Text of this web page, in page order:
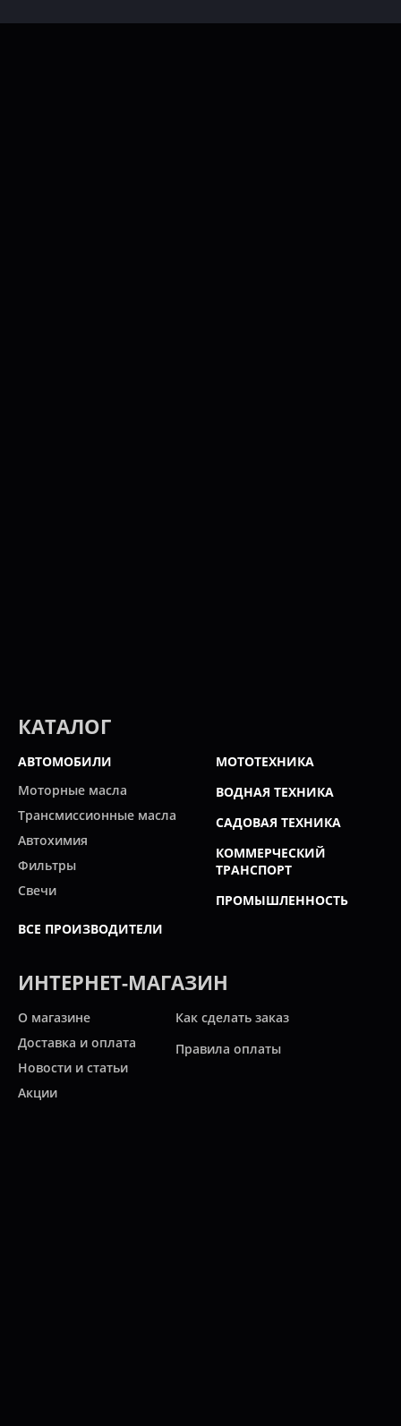
КАТАЛОГ
АВТОМОБИЛИ
Моторные масла
Трансмиссионные масла
Автохимия
Фильтры
Свечи
ВСЕ ПРОИЗВОДИТЕЛИ
МОТОТЕХНИКА
ВОДНАЯ ТЕХНИКА
САДОВАЯ ТЕХНИКА
КОММЕРЧЕСКИЙ
ТРАНСПОРТ
ПРОМЫШЛЕННОСТЬ
ИНТЕРНЕТ-МАГАЗИН
О магазине
Доставка и оплата
Новости и статьи
Акции
Как сделать заказ
Правила оплаты